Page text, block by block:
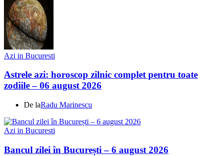
Azi in Bucuresti
Astrele azi: horoscop zilnic complet pentru toate
zodiile – 06 august 2026
De laRadu Marinescu
Azi in Bucuresti
Bancul zilei în București – 6 august 2026